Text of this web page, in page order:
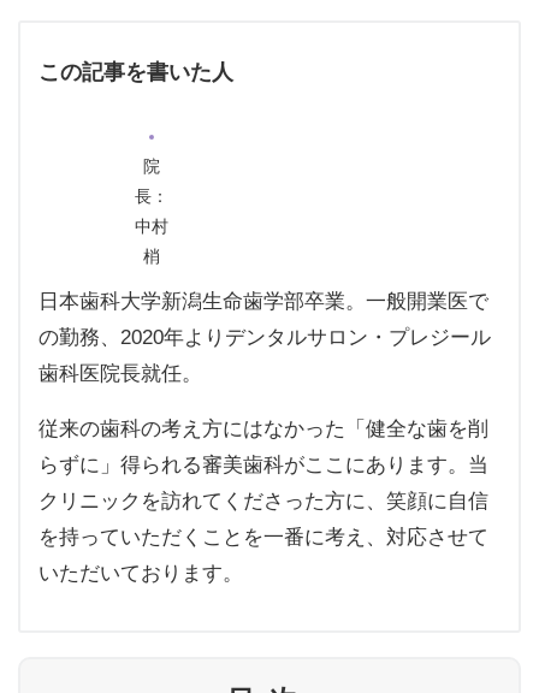
この記事を書いた人
院
長：
中村
梢
日本歯科大学新潟生命歯学部卒業。一般開業医で
の勤務、2020年よりデンタルサロン・プレジール
歯科医院長就任。
従来の歯科の考え方にはなかった「健全な歯を削
らずに」得られる審美歯科がここにあります。当
クリニックを訪れてくださった方に、笑顔に自信
を持っていただくことを一番に考え、対応させて
いただいております。